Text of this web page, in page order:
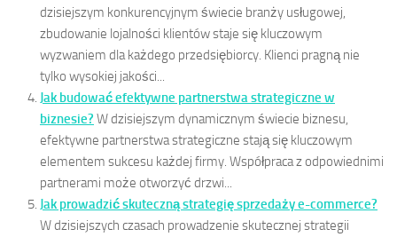
dzisiejszym konkurencyjnym świecie branży usługowej,
zbudowanie lojalności klientów staje się kluczowym
wyzwaniem dla każdego przedsiębiorcy. Klienci pragną nie
tylko wysokiej jakości...
Jak budować efektywne partnerstwa strategiczne w
biznesie? W dzisiejszym dynamicznym świecie biznesu,
efektywne partnerstwa strategiczne stają się kluczowym
elementem sukcesu każdej firmy. Współpraca z odpowiednimi
partnerami może otworzyć drzwi...
Jak prowadzić skuteczną strategię sprzedaży e-commerce?
W dzisiejszych czasach prowadzenie skutecznej strategii